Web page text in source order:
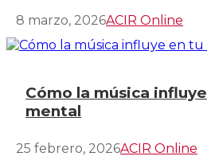
8 marzo, 2026ACIR Online
Cómo la música
mental
25 febrero, 2026ACIR Online